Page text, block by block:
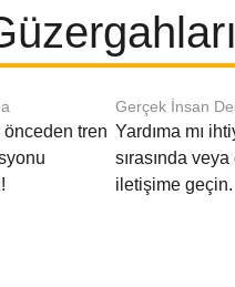
önceden tren
Gerçek İnsan
Yardıma mı
sırasında
iletişime geçin.